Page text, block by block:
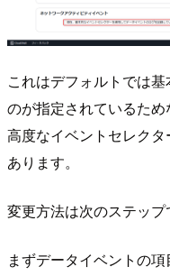
これはデフォルトでは
のが指定されているため
高度なイベントセレク
あります。
変更方法は次のステップ
まずデータイベントの項